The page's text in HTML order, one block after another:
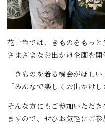
花十色では、きものをもっと
さまざまなお出かけ企画を開
「きものを着る機会がほしい」
「みんなで楽しくお出かけし
そんな方にもご参加いただ
ますので、ぜひお気軽にご参